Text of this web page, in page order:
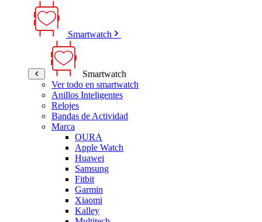
Smartwatch
Smartwatch
Ver todo en smartwatch
Anillos Inteligentes
Relojes
Bandas de Actividad
Marca
OURA
Apple Watch
Huawei
Samsung
Fitbit
Garmin
Xiaomi
Kalley